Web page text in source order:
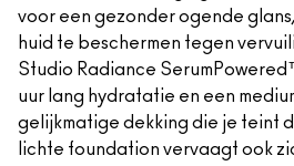
voor een gezonder ogende
huid te beschermen tegen
Studio Radiance
uur lang hydratatie en een
gelijkmatige dekking die je teint
lichte foundation vervaagt ook